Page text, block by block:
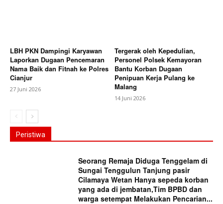
LBH PKN Dampingi Karyawan
Laporkan Dugaan Pencemaran
Nama Baik dan Fitnah ke Polres
Cianjur
27 Juni 2026
Tergerak oleh Kepedulian,
Personel Polsek Kemayoran
Bantu Korban Dugaan
Penipuan Kerja Pulang ke
Malang
14 Juni 2026
Peristiwa
Seorang Remaja Diduga Tenggelam di
Sungai Tenggulun Tanjung pasir
Cilamaya Wetan Hanya sepeda korban
yang ada di jembatan,Tim BPBD dan
warga setempat Melakukan Pencarian...